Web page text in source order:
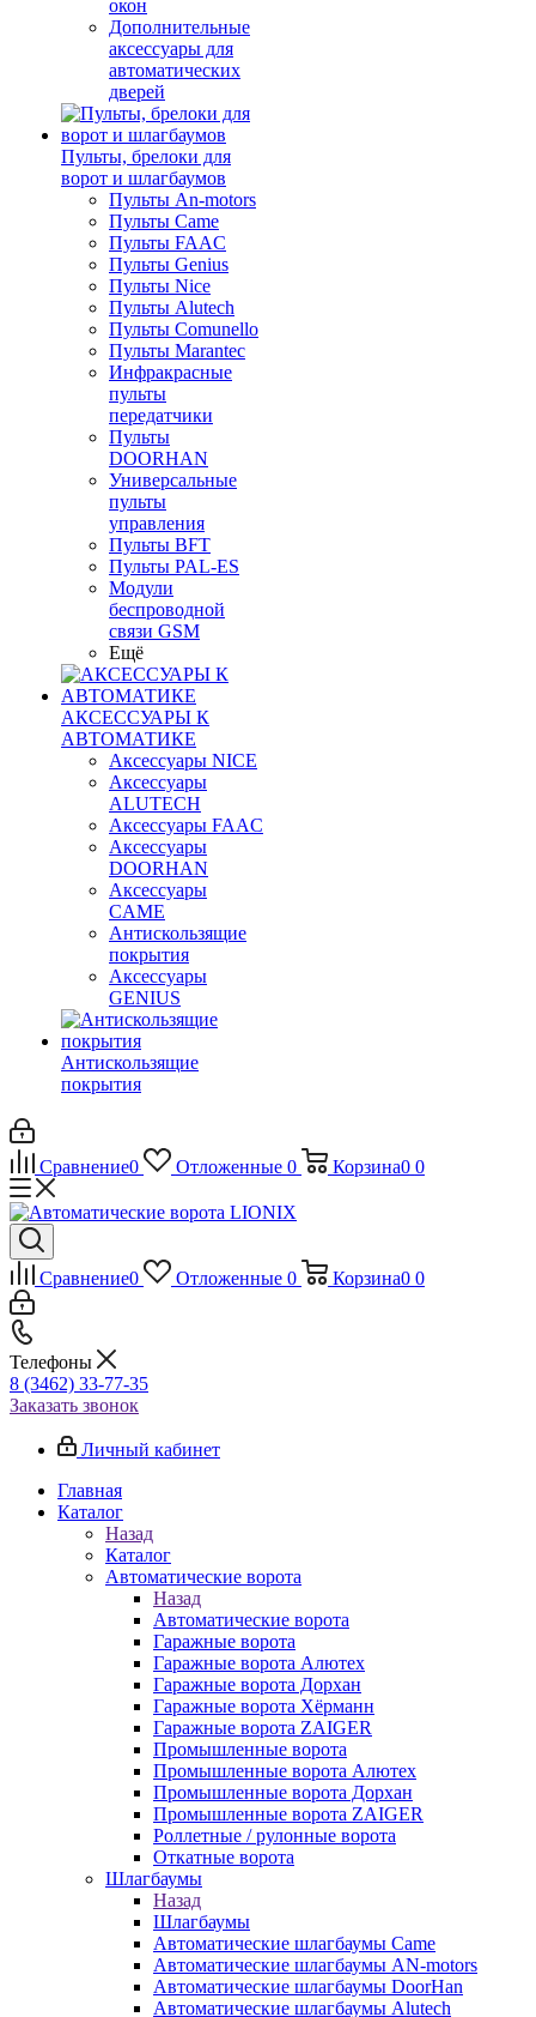
окон
Дополнительные
аксессуары для
автоматических
дверей
Пульты, брелоки для
ворот и шлагбаумов
Пульты An-motors
Пульты Came
Пульты FAAC
Пульты Genius
Пульты Nice
Пульты Alutech
Пульты Сomunello
Пульты Marantec
Инфракрасные
пульты
передатчики
Пульты
DOORHAN
Универсальные
пульты
управления
Пульты BFT
Пульты PAL-ES
Модули
беспроводной
связи GSM
Ещё
АКСЕССУАРЫ К
АВТОМАТИКЕ
Аксессуары NICE
Аксессуары
ALUTECH
Аксессуары FAAC
Аксессуары
DOORHAN
Аксессуары
CAME
Антискользящие
покрытия
Аксессуары
GENIUS
Антискользящие
покрытия
Сравнение0 Отложенные 0 Корзина0 0
Сравнение0 Отложенные 0 Корзина0 0
Телефоны
8 (3462) 33-77-35
Заказать звонок
Личный кабинет
Главная
Каталог
Назад
Каталог
Автоматические ворота
Назад
Автоматические ворота
Гаражные ворота
Гаражные ворота Алютех
Гаражные ворота Дорхан
Гаражные ворота Хёрманн
Гаражные ворота ZAIGER
Промышленные ворота
Промышленные ворота Алютех
Промышленные ворота Дорхан
Промышленные ворота ZAIGER
Роллетные / рулонные ворота
Откатные ворота
Шлагбаумы
Назад
Шлагбаумы
Автоматические шлагбаумы Came
Автоматические шлагбаумы AN-motors
Автоматические шлагбаумы DoorHan
Автоматические шлагбаумы Alutech